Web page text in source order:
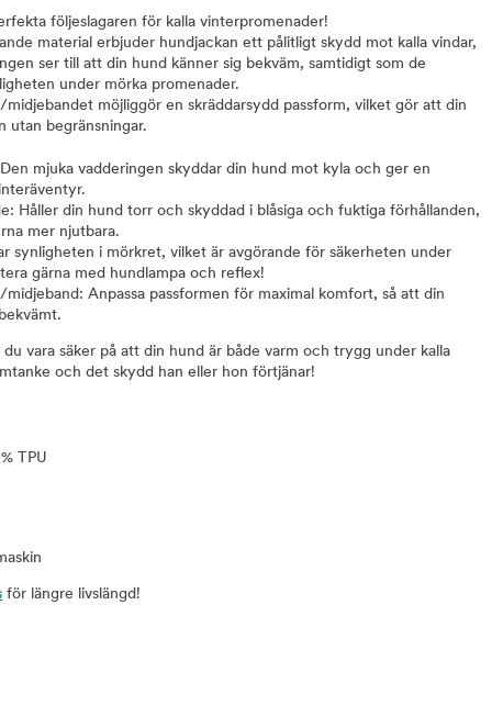
följeslagaren för kalla vinterpromenader!
material erbjuder hundjackan ett pålitligt skydd mot kalla vindar,
ser till att din hund känner sig bekväm, samtidigt som de
under mörka promenader.
möjliggör en skräddarsydd passform, vilket gör att din
utan begränsningar.
mjuka vadderingen skyddar din hund mot kyla och ger en
Håller din hund torr och skyddad i blåsiga och fuktiga förhållanden,
mer njutbara.
synligheten i mörkret, vilket är avgörande för säkerheten under
gärna med hundlampa och reflex!
Anpassa passformen för maximal komfort, så att din
vara säker på att din hund är både varm och trygg under kalla
och det skydd han eller hon förtjänar!
TPU
för längre livslängd!